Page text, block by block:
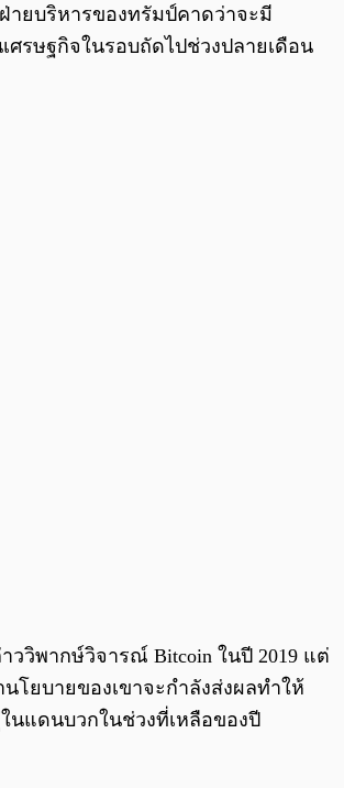
ายบริหารของทรัมป์คาดว่าจะมี
ศรษฐกิจในรอบถัดไปช่วงปลายเดือน
ววิพากษ์วิจารณ์ Bitcoin ในปี 2019 แต่
โยบายของเขาจะกำลังส่งผลทำให้
นแดนบวกในช่วงที่เหลือของปี